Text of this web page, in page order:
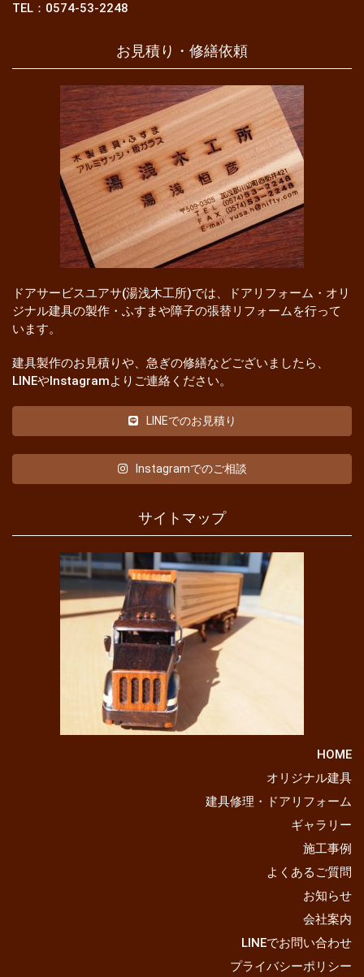
TEL：0574-53-2248
お見積り・修繕依頼
ドアサービスユアサ(湯浅木工所)では、ドアリフォーム・オリ
ジナル建具の製作・ふすまや障子の張替リフォームを行って
います。
建具製作のお見積りや、急ぎの修繕などございましたら、
LINEやInstagramよりご連絡ください。
LINEでのお見積り
Instagramでのご相談
サイトマップ
HOME
オリジナル建具
建具修理・ドアリフォーム
ギャラリー
施工事例
よくあるご質問
お知らせ
会社案内
LINEでお問い合わせ
プライバシーポリシー